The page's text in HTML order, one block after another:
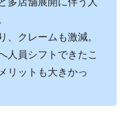
、クレームも激減。
人員シフトできたこ
リットも大きかっ